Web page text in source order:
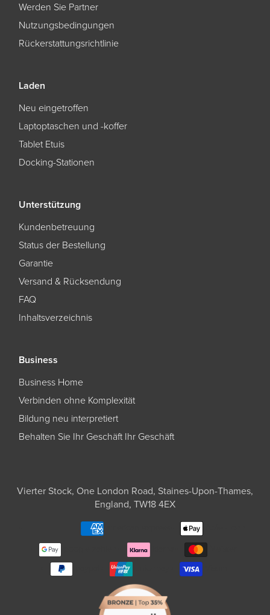
Werden Sie Partner
Nutzungsbedingungen
Rückerstattungsrichtlinie
Laden
Neu eingetroffen
Laptoptaschen und -koffer
Tablet Etuis
Docking-Stationen
Unterstützung
Kundenbetreuung
Status der Bestellung
Garantie
Versand & Rücksendung
FAQ
Inhaltsverzeichnis
Business
Business Home
Verbinden ohne Komplexität
Bildung neu interpretiert
Behalten Sie Ihr Geschäft Ihr Geschäft
Vierter Stock, One London Road, Staines-Upon-Thames,
England, TW18 4EX